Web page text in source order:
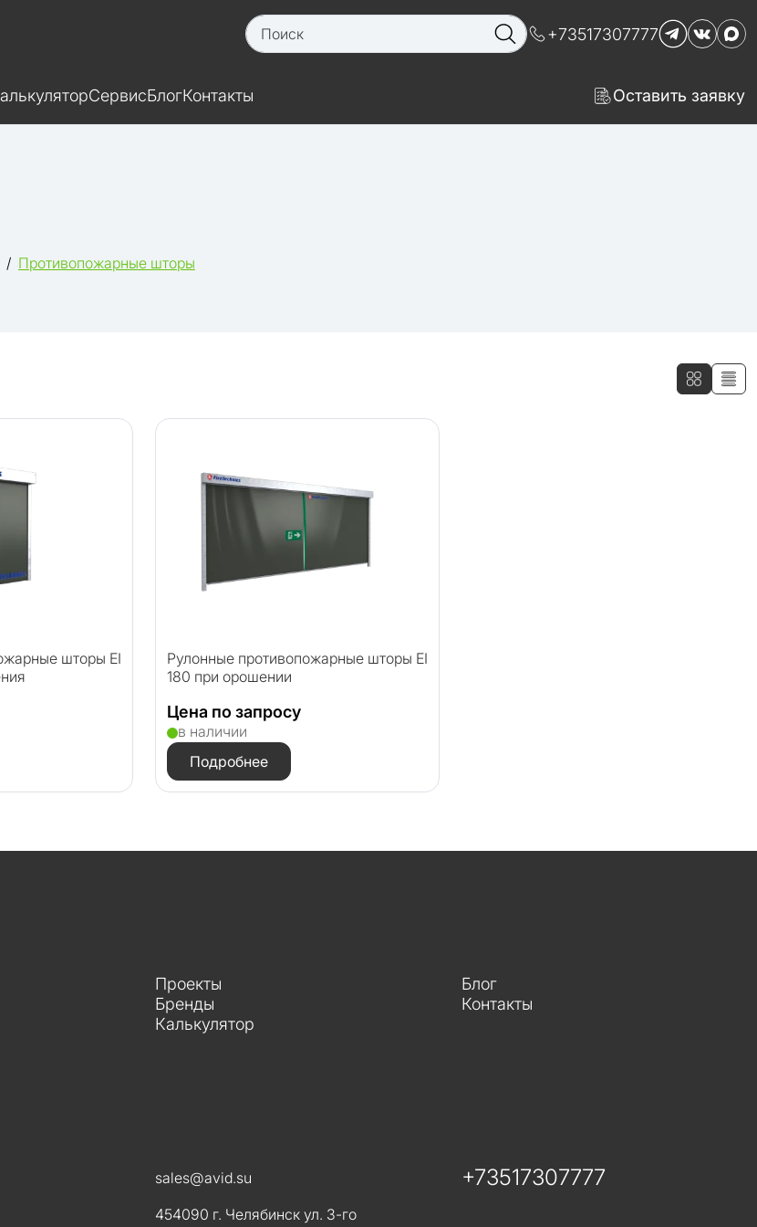
+73517307777
СервисБлогКонтакты Оставить заявку
Противопожарные шторы
шторы EI
Рулонные противопожарные шторы EI
180 при орошении
Цена по запросу
в наличии
Подробнее
Проекты
Бренды
Калькулятор
Блог
Контакты
sales@avid.su
454090 г. Челябинск ул. 3-го
+73517307777